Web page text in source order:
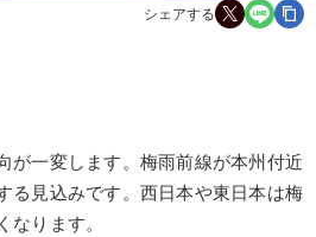
シェアする
が一変します。梅雨前線が本州付近
る見込みです。西日本や東日本は梅
なります。